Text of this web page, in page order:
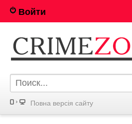
Войти
Повна версія сайту